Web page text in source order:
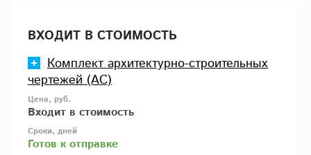
ВХОДИТ В СТОИМОСТЬ
Комплект архитектурно-строительных
чертежей (АС)
Входит в стоимость
Готов к отправке